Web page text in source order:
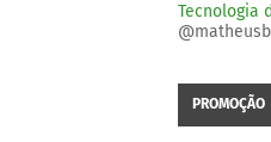
Tecnologia
PROMOÇÃO